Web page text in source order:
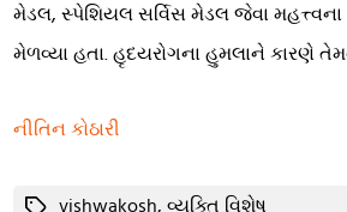
મેડલ, સ્પેશિયલ સર્વિસ મેડલ જેવા મહત્ત્વના
મેળવ્યા હતા. હૃદયરોગના હુમલાને કારણે
નીતિન કોઠારી
Tagsvishwakosh,વ્યક્તિ વિશેષ